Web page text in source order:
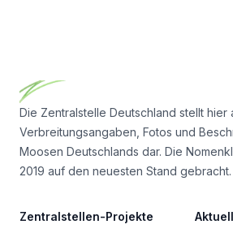
Die Zentralstelle Deutschland stellt hier
Verbreitungsangaben, Fotos und
Moosen Deutschlands dar. Die
2019 auf den neuesten Stand gebracht.
Zentralstellen-Projekte